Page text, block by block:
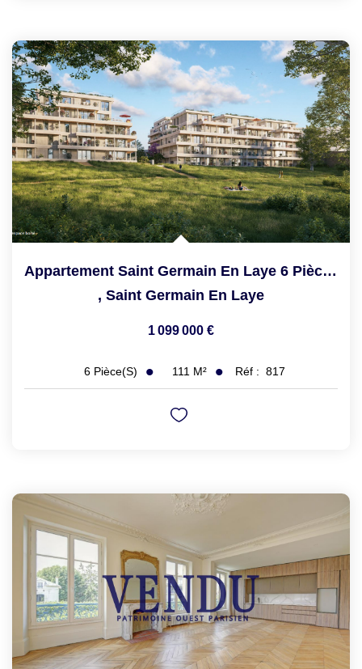
Appartement Saint Germain En Laye 6 Pièce(s) 111.30 M2
, Saint Germain En Laye
1 099 000 €
6 Pièce(s) 111 M² Réf : 817